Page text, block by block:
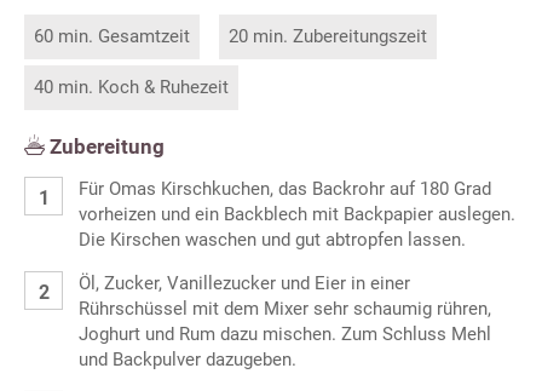
60 min. Gesamtzeit 20 min. Zubereitungszeit
40 min. Koch & Ruhezeit
Zubereitung
Für Omas Kirschkuchen, das Backrohr auf 180 Grad
vorheizen und ein Backblech mit Backpapier auslegen.
Die Kirschen waschen und gut abtropfen lassen.
Öl, Zucker, Vanillezucker und Eier in einer
Rührschüssel mit dem Mixer sehr schaumig rühren,
Joghurt und Rum dazu mischen. Zum Schluss Mehl
und Backpulver dazugeben.